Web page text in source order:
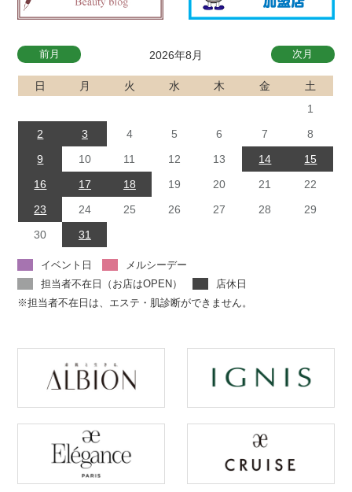
前月 2026年8月 次月
日 月 火 水 木 金
土
1
2
3 4 5 6 7
8
9
10 11 12 13 14
15
16
17 18 19 20 21
22
23
24 25 26 27 28
29
30
31
イベント日
メルシーデー
担当者不在日（お店はOPEN）
店休日
※担当者不在日は、エステ・肌診断ができません。